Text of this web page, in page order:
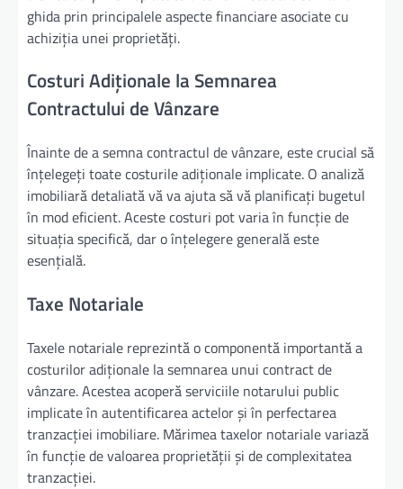
ghida prin principalele aspecte financiare asociate cu
achiziția unei proprietăți.
Costuri Adiționale la Semnarea
Contractului de Vânzare
Înainte de a semna contractul de vânzare, este crucial să
înțelegeți toate costurile adiționale implicate. O analiză
imobiliară detaliată vă va ajuta să vă planificați bugetul
în mod eficient. Aceste costuri pot varia în funcție de
situația specifică, dar o înțelegere generală este
esențială.
Taxe Notariale
Taxele notariale reprezintă o componentă importantă a
costurilor adiționale la semnarea unui contract de
vânzare. Acestea acoperă serviciile notarului public
implicate în autentificarea actelor și în perfectarea
tranzacției imobiliare. Mărimea taxelor notariale variază
în funcție de valoarea proprietății și de complexitatea
tranzacției.